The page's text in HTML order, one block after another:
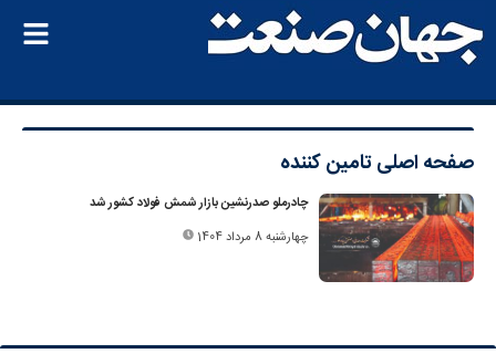
صفحه اصلیتامین کننده
چادرملو صدرنشین بازار شمش فولاد کشور شد
چهارشنبه 8 مرداد 1404